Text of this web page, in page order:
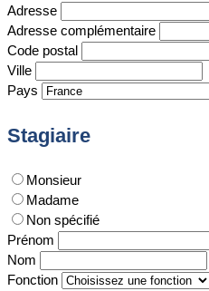
Adresse
Adresse complémentaire
Code postal
Ville
Pays
Stagiaire
Monsieur
Madame
Non spécifié
Prénom
Nom
Fonction